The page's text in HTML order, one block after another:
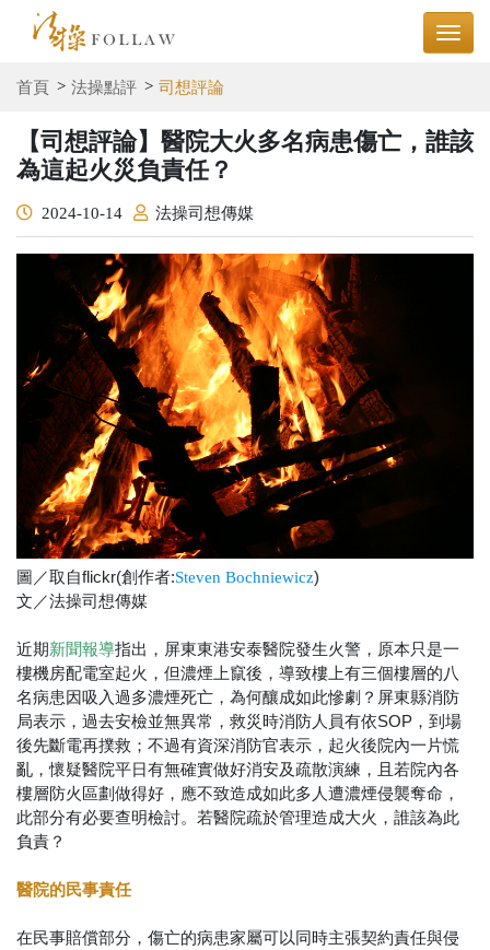
首頁 法操點評 司想評論
【司想評論】醫院大火多名病患傷亡，誰該
為這起火災負責任？
2024-10-14 法操司想傳媒
圖／取自flickr(創作者:Steven Bochniewicz)
文／法操司想傳媒
近期新聞報導指出，屏東東港安泰醫院發生火警，原本只是一
樓機房配電室起火，但濃煙上竄後，導致樓上有三個樓層的八
名病患因吸入過多濃煙死亡，為何釀成如此慘劇？屏東縣消防
局表示，過去安檢並無異常，救災時消防人員有依SOP，到場
後先斷電再撲救；不過有資深消防官表示，起火後院內一片慌
亂，懷疑醫院平日有無確實做好消安及疏散演練，且若院內各
樓層防火區劃做得好，應不致造成如此多人遭濃煙侵襲奪命，
此部分有必要查明檢討。若醫院疏於管理造成大火，誰該為此
負責？
醫院的民事責任
在民事賠償部分，傷亡的病患家屬可以同時主張契約責任與侵